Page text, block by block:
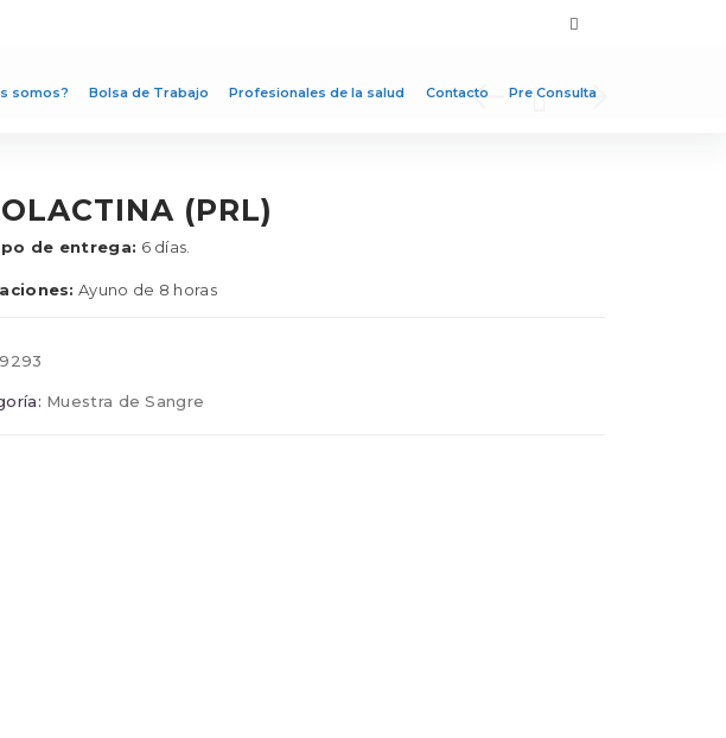
somos? Bolsa de Trabajo Profesionales de la salud Contacto Pre Consulta
(PRL)
de entrega: 6 días.
Ayuno de 8 horas
9293
Muestra de Sangre